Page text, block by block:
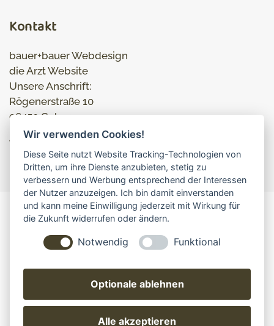
Kontakt
bauer+bauer Webdesign
die Arzt Website
Unsere Anschrift:
Rögenerstraße 10
96450 Coburg
Tel: 09561 231887
info@die-arzt-website.de
IMPRESSUM, AGBS DATENSCHUTZ
© die Arzt Website • bauer+bauer Webdesign •
Rögenerstraße 10 • 96450 Coburg
Webdesigner Klara Bauer und Hermann Bauer
www.bauerplusbauer.de
Wir verwenden Cookies!
Diese Seite nutzt Website Tracking-Technologien von
Dritten, um ihre Dienste anzubieten, stetig zu
verbessern und Werbung entsprechend der Interessen
der Nutzer anzuzeigen. Ich bin damit einverstanden
und kann meine Einwilligung jederzeit mit Wirkung für
die Zukunft widerrufen oder ändern.
Notwendig Funktional
Optionale ablehnen
Alle akzeptieren